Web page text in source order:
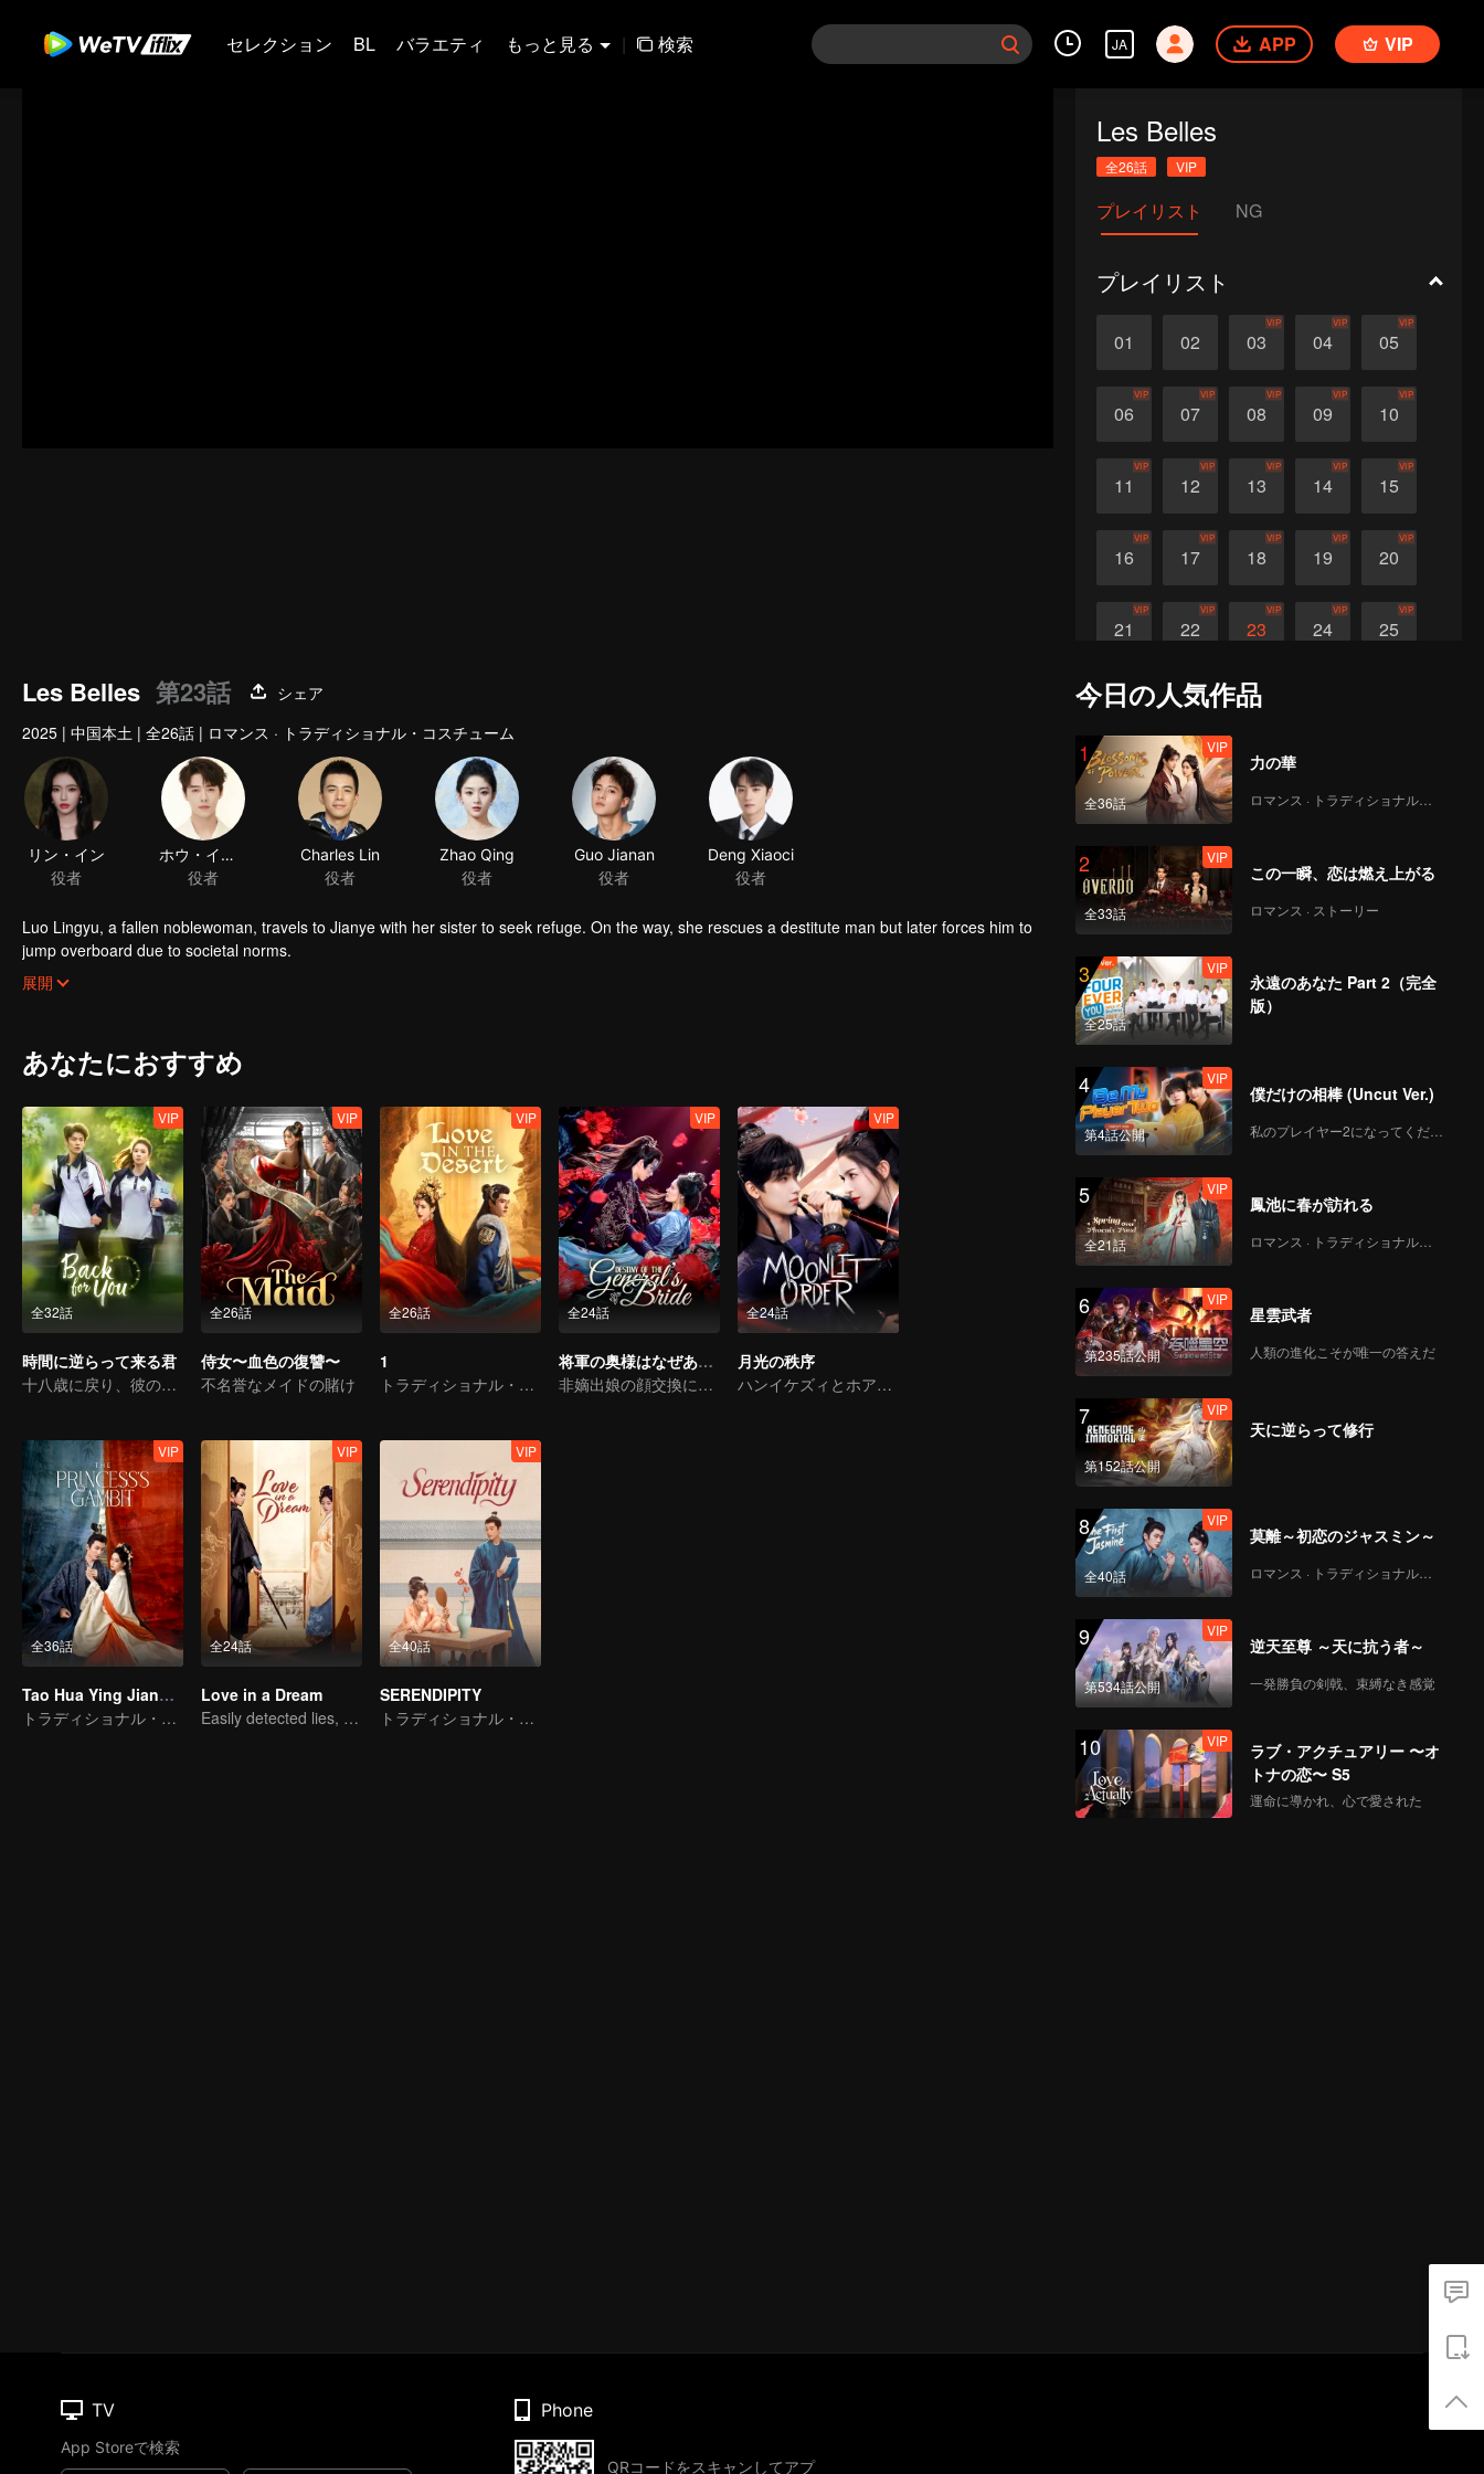
セレクション BL バラエティ もっと見る | 検索 JA APP VIP
Les Belles
全26話 VIP
プレイリスト NG
プレイリスト
01 02 03
VIP
04
VIP
05
VIP
06
VIP
07
VIP
08
VIP
09
VIP
10
VIP
11
VIP
12
VIP
13
VIP
14
VIP
15
VIP
16
VIP
17
VIP
18
VIP
19
VIP
20
VIP
21
VIP
22
VIP
23
VIP
24
VIP
25
VIP
26
Les Belles 第23話
シェア
2025 | 中国本土 | 全26話 | ロマンス · トラディショナル・コスチューム
リン・イン
役者
ホウ・イツリン
役者
Charles Lin
役者
Zhao Qing
役者
Guo Jianan
役者
Deng Xiaoci
役者
Luo Lingyu, a fallen noblewoman, travels to Jianye with her sister to seek refuge. On the way, she rescues a destitute man but later forces him to
jump overboard due to societal norms.
Unaware that the Lu family's third young master is the man she pushed into the water, she tries to win his favor—only to be repeatedly thwarted. He
watches her struggle, exposing her every move, yet when she turns to someone else, he refuses to let her go!
展開
あなたにおすすめ
全32話
VIP
時間に逆らって来る君
十八歳に戻り、彼の白月光を救う
全26話
VIP
侍女〜血色の復讐〜
不名誉なメイドの賭け
全26話
VIP
1
トラディショナル・コスチューム
全24話
VIP
将軍の奥様はなぜあのように
非嫡出娘の顔交換による復讐
全24話
VIP
月光の秩序
ハンイケズィとホアン・ジュンジエは、膠着状態を打破すべく協力する
全36話
VIP
Tao Hua Ying Jiang Shan
トラディショナル・コスチューム
全24話
VIP
Love in a Dream
Easily detected lies, hard-to-find true hearts
全40話
VIP
SERENDIPITY
トラディショナル・コスチューム
今日の人気作品
1
全36話
VIP
力の華
ロマンス · トラディショナル・コスチューム
2
全33話
VIP
この一瞬、恋は燃え上がる
ロマンス · ストーリー
3
全25話
VIP
永遠のあなた Part 2（完全
版）
4
第4話公開
VIP
僕だけの相棒 (Uncut Ver.)
私のプレイヤー2になってください
5
全21話
VIP
鳳池に春が訪れる
ロマンス · トラディショナル・コスチューム
6
第235話公開
VIP
星雲武者
人類の進化こそが唯一の答えだ
7
第152話公開
VIP
天に逆らって修行
8
全40話
VIP
莫離～初恋のジャスミン～
ロマンス · トラディショナル・コスチューム
9
第534話公開
VIP
逆天至尊 ～天に抗う者～
一発勝負の剣戟、束縛なき感覚
10 VIP
ラブ・アクチュアリー 〜オ
トナの恋〜 S5
運命に導かれ、心で愛された
TV
App Storeで検索
Phone
QRコードをスキャンしてアプ